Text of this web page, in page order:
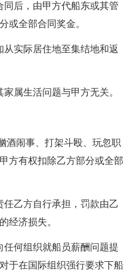
后，由甲方代船东或其管
或全部合同奖金。
实际居住地至集结地和返
属生活问题与甲方无关。
酒闹事、打架斗殴、玩忽职
方有权扣除乙方部分或全部
乙方自行承担，罚款由乙
经济损失。
何组织就船员薪酬问题提
于在国际组织强行要求下船